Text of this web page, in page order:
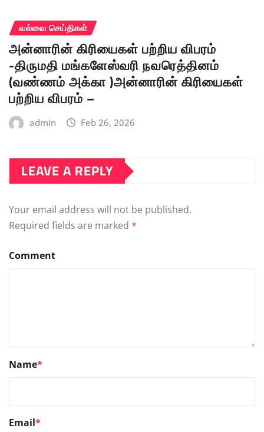
வல்வை செய்திகள்
அன்னாரின் கிரியைகள் பற்றிய விபரம்
-திருமதி மங்களேஸ்வரி நவரெத்தினம்
(வண்ணம் அக்கா )அன்னாரின் கிரியைகள்
பற்றிய விபரம் –
admin Feb 26, 2026
LEAVE A REPLY
Your email address will not be published.
Required fields are marked *
Comment
Name*
Email*